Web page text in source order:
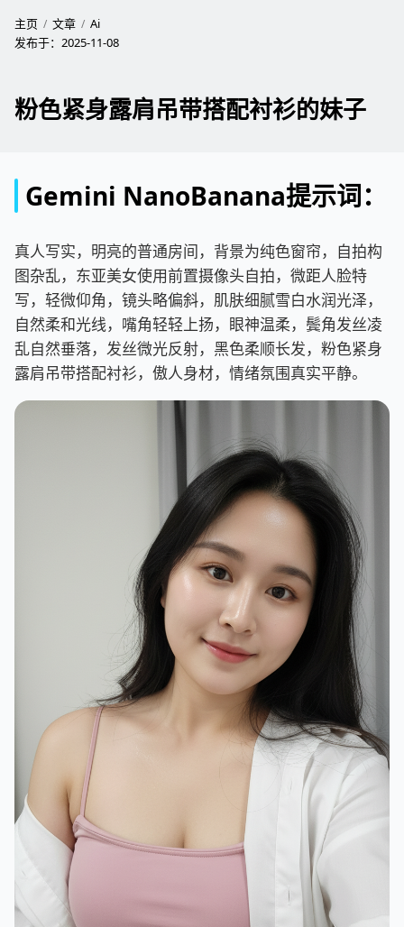
主页 文章
Ai
发布于： 2025-11-08
粉色紧身露肩吊带搭配衬衫的妹子
Gemini NanoBanana提示词：
真人写实，明亮的普通房间，背景为纯色窗帘，自拍构
图杂乱，东亚美女使用前置摄像头自拍，微距人脸特
写，轻微仰角，镜头略偏斜，肌肤细腻雪白水润光泽，
自然柔和光线，嘴角轻轻上扬，眼神温柔，鬓角发丝凌
乱自然垂落，发丝微光反射，黑色柔顺长发，粉色紧身
露肩吊带搭配衬衫，傲人身材，情绪氛围真实平静。